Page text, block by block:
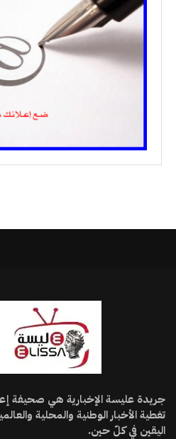
جريدة عليسة الإخبارية هي صحيفة
تغطية الأخبار الوطنية والمحلية
اليقين في كلّ حين.